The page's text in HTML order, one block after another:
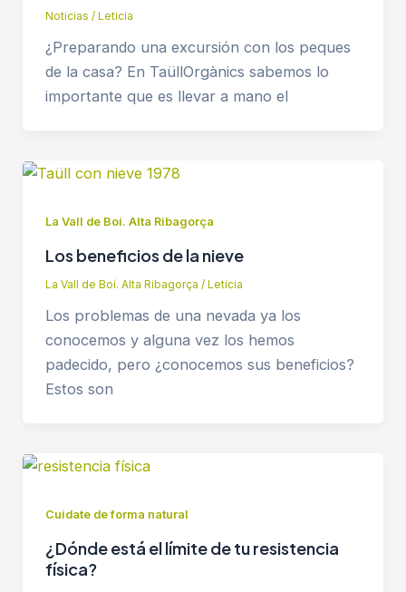
Noticias / Leticia
¿Preparando una excursión con los peques
de la casa? En TaüllOrgànics sabemos lo
importante que es llevar a mano el
La Vall de Boí. Alta Ribagorça
Los beneficios de la nieve
La Vall de Boí. Alta Ribagorça / Leticia
Los problemas de una nevada ya los
conocemos y alguna vez los hemos
padecido, pero ¿conocemos sus beneficios?
Estos son
Cuidate de forma natural
¿Dónde está el límite de tu resistencia
física?